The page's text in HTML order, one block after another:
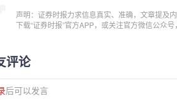
声明：证券时报力求信息真实、准确，文章提及
下载“证券时报”官方APP，或关注官方微信公众
评论
后可以发言